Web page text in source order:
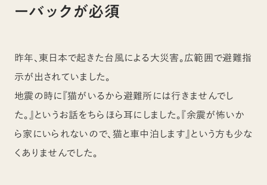
ーバックが必須
昨年、東日本で起きた台風による大災害。広範囲で避難指
示が出されていました。
地震の時に『猫がいるから避難所には行きませんでし
た。』というお話をちらほら耳にしました。『余震が怖いか
ら家にいられないので、猫と車中泊します』という方も少な
くありませんでした。